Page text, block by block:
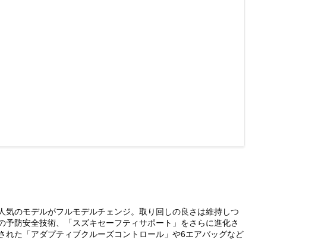
のモデルがフルモデルチェンジ。取り回しの良さは維持しつ
防安全技術、「スズキセーフティサポート」をさらに進化さ
た「アダプティブクルーズコントロール」や6エアバッグなど